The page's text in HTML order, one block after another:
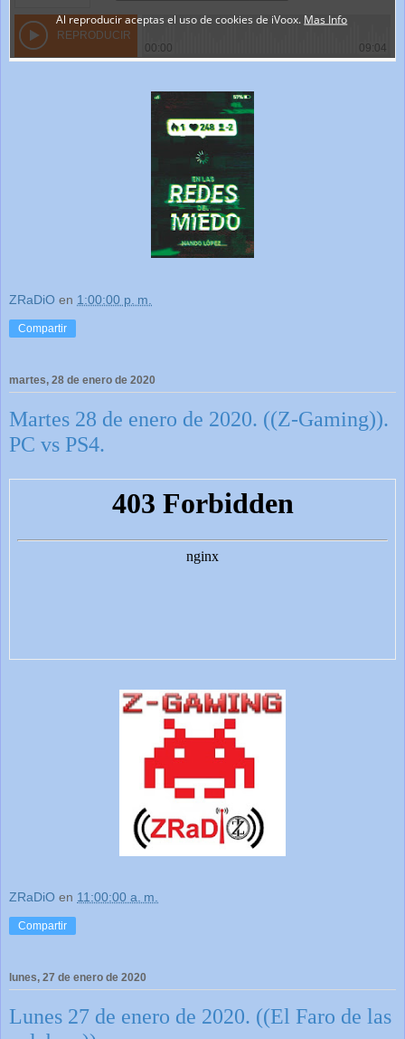
ZRaDiO en 1:00:00 p. m.
Compartir
martes, 28 de enero de 2020
Martes 28 de enero de 2020. ((Z-Gaming)).
PC vs PS4.
ZRaDiO en 11:00:00 a. m.
Compartir
lunes, 27 de enero de 2020
Lunes 27 de enero de 2020. ((El Faro de las